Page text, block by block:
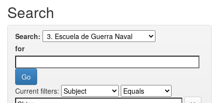
Search
Search:
for
Current filters: